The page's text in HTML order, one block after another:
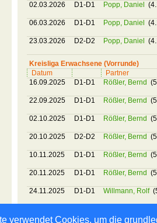
verwendet Cookies, um die
02.03.2026 D1-D1 Popp, Daniel
06.03.2026 D1-D1 Popp, Daniel
23.03.2026 D2-D2 Popp, Daniel
Kreisliga Erwachsene (Vorrunde)
Datum
Partner
16.09.2025
D1-D1 Rößler, Bernd
22.09.2025 D1-D1 Rößler, Bernd
02.10.2025 D1-D1 Rößler, Bernd
20.10.2025 D2-D2 Rößler, Bernd
10.11.2025 D1-D1 Rößler, Bernd
20.11.2025 D1-D1 Rößler, Bernd
24.11.2025 D1-D1 Willmann, Rolf